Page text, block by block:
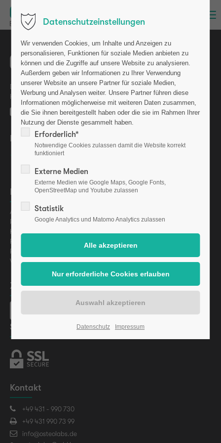
Die osteolabs GmbH ist eine Ausgründung aus dem GEOMAR
Helmholtz-Zentrum für Ozeanforschung Kiel.
Bewerten Sie uns auf
Informationen
Aktuelles
Presse
Karriere
Finanzierung
Regulatorische Informationen
Vermögensanlagen-Informationsblatt (VIB) gem. §§ 2a
Zahlungsarten
Sicherheit
Kontakt
+49 431 - 990 730
+49 431 990 73 99
info@osteolabs.de
Datenschutzeinstellungen
Wir verwenden Cookies, um Inhalte und Anzeigen zu
personalisieren, Funktionen für soziale Medien anbieten zu
können und die Zugriffe auf unsere Website zu analysieren.
Außerdem geben wir Informationen zu Ihrer Verwendung
unserer Website an unsere Partner für soziale Medien,
Werbung und Analysen weiter. Unsere Partner führen diese
Informationen möglicherweise mit weiteren Daten zusammen,
die Sie ihnen bereitgestellt haben oder die sie im Rahmen Ihrer
Nutzung der Dienste gesammelt haben.
Erforderlich*
Notwendige Cookies zulassen damit die Website korrekt
funktioniert
Externe Medien
Externe Medien wie Google Maps, Google Fonts,
OpenStreetMap und Youtube zulassen
Statistik
Google Analytics und Matomo Analytics zulassen
Datenschutz Impressum